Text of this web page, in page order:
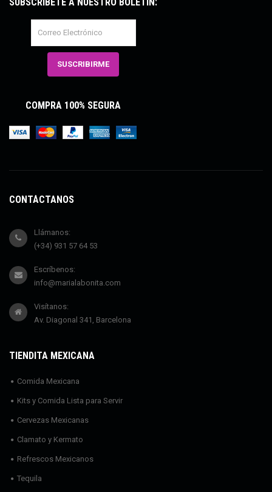
COMPRA 100% SEGURA
CONTÁCTANOS
Llámanos:
(+34) 931 57 64 53
Escríbenos:
info@marialabonita.com
Visítanos:
Av. Diagonal 341, Barcelona
TIENDITA MEXICANA
Comida Mexicana
Kits y Comida Lista para Servir
Cervezas Mexicanas
Clamato y Kermato
Refrescos Mexicanos
Tequila